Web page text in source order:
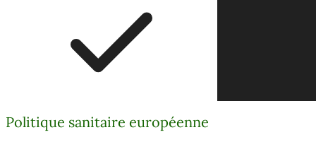
Politique sanitaire européenne